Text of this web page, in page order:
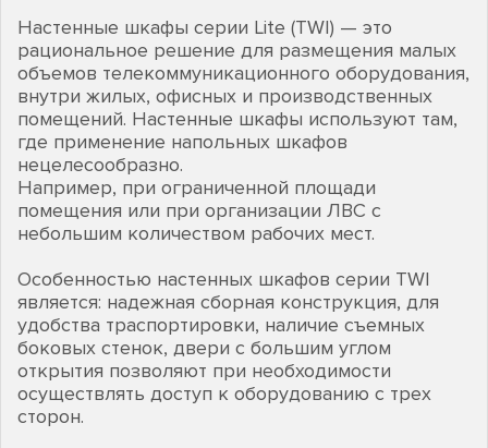
Настенные шкафы серии Lite (TWI) — это
рациональное решение для размещения малых
объемов телекоммуникационного оборудования,
внутри жилых, офисных и производственных
помещений. Настенные шкафы используют там,
где применение напольных шкафов
нецелесообразно.
Например, при ограниченной площади
помещения или при организации ЛВС с
небольшим количеством рабочих мест.
Особенностью настенных шкафов серии TWI
является: надежная сборная конструкция, для
удобства траспортировки, наличие съемных
боковых стенок, двери с большим углом
открытия позволяют при необходимости
осуществлять доступ к оборудованию с трех
сторон.